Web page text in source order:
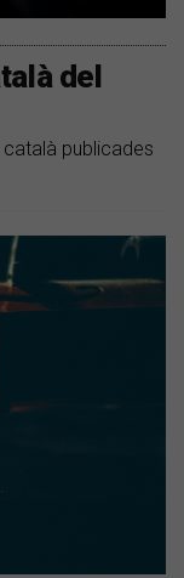
del
publicades